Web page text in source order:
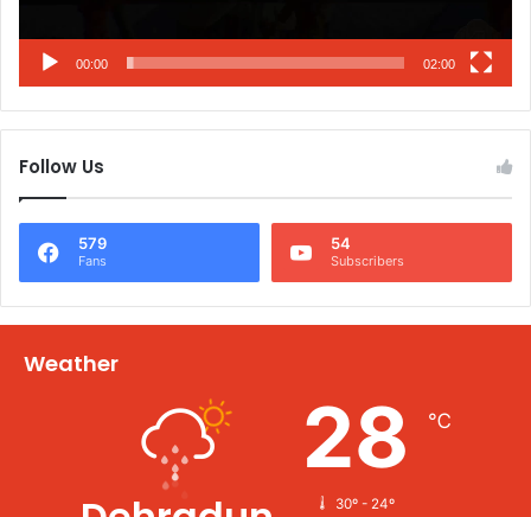
00:00 02:00
Follow Us
579
Fans
54
Subscribers
Weather
28 ℃
30º - 24º